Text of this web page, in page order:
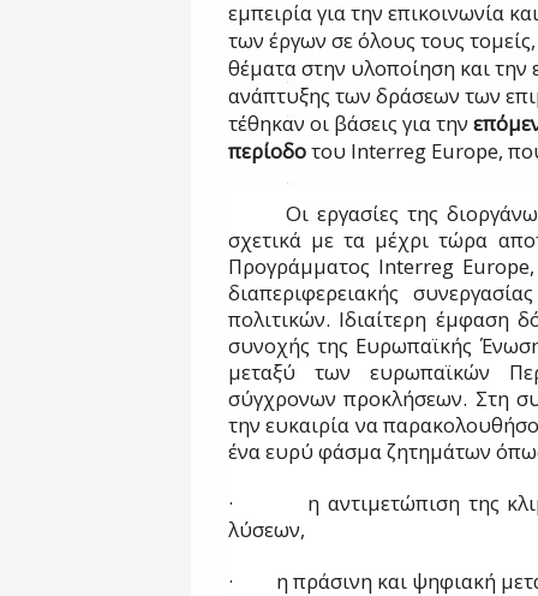
εμπειρία για την επικοινωνία
των έργων σε όλους τους
θέματα στην υλοποίηση και την
ανάπτυξης των δράσεων των
τέθηκαν οι βάσεις για την
περίοδοτου Interreg Europe,
Οι εργασίες της
σχετικά με τα μέχρι τώρα
Προγράμματος Interreg
διαπεριφερειακής
πολιτικών. Ιδιαίτερη έμφαση
συνοχής της Ευρωπαϊκής
μεταξύ των ευρωπαϊκών
σύγχρονων προκλήσεων. Στη
την ευκαιρία να
ένα ευρύ φάσμα ζητημάτων
·
η αντιμετώπιση της
λύσεων,
·
η πράσινη και ψηφιακή